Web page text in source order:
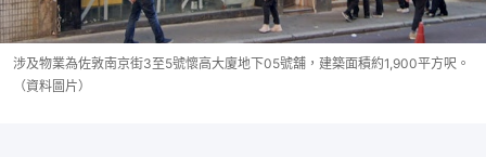
涉及物業為佐敦南京街3至5號懷高大廈地下05號舖，建築面積約1,900平方呎。
（資料圖片）